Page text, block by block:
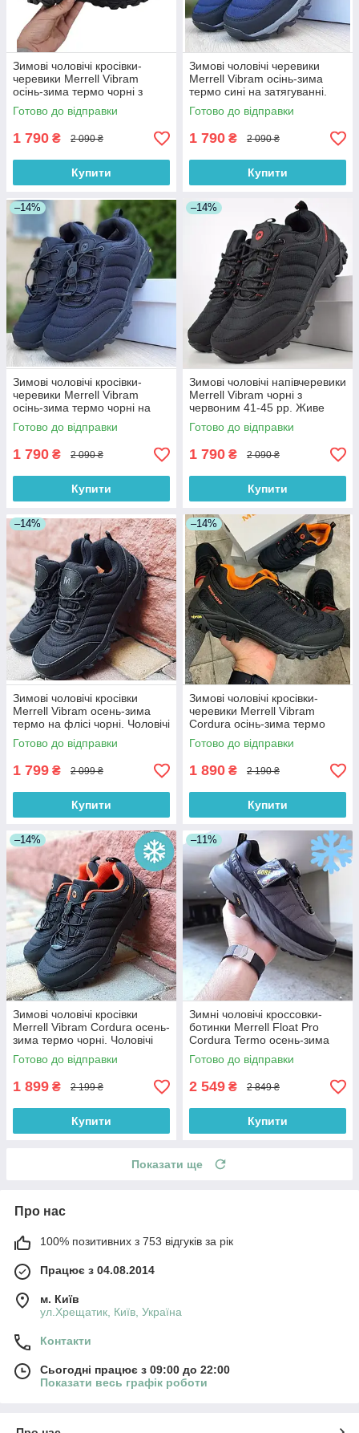
Зимові чоловічі кросівки-
черевики Merrell Vibram
осінь-зима термо чорні з
помаранчевим на
затягуванні. Живе фото
Готово до відправки
1 790 ₴ 2 090 ₴
Купити
Зимові чоловічі черевики
Merrell Vibram осінь-зима
термо сині на затягуванні.
Живе фото
Готово до відправки
1 790 ₴ 2 090 ₴
Купити
–14%
Зимові чоловічі кросівки-
черевики Merrell Vibram
осінь-зима термо чорні на
затягуванні. Живе фото
Готово до відправки
1 790 ₴ 2 090 ₴
Купити
–14%
Зимові чоловічі напівчеревики
Merrell Vibram чорні з
червоним 41-45 рр. Живе
фото. топ
Готово до відправки
1 790 ₴ 2 090 ₴
Купити
–14%
Зимові чоловічі кросівки
Merrell Vibram осень-зима
термо на флісі чорні. Чоловічі
черевики мерел
Готово до відправки
1 799 ₴ 2 099 ₴
Купити
–14%
Зимові чоловічі кросівки-
черевики Merrell Vibram
Cordura осінь-зима термо
теплі повсякденні чорні.
Живе фото
Готово до відправки
1 890 ₴ 2 190 ₴
Купити
–14%
Зимові чоловічі кросівки
Merrell Vibram Cordura осень-
зима термо чорні. Чоловічі
черевики мерел
Готово до відправки
1 899 ₴ 2 199 ₴
Купити
–11%
Зимні чоловічі кроссовки-
ботинки Merrell Float Pro
Cordura Termo осень-зима
осінні демісезон термо чорні.
Готово до відправки
2 549 ₴ 2 849 ₴
Купити
Показати ще
Про нас
100% позитивних з 753 відгуків за рік
Працює з 04.08.2014
м. Київ
ул.Хрещатик, Київ, Україна
Контакти
Сьогодні працює з 09:00 до 22:00
Показати весь графік роботи